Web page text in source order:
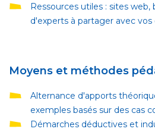
Ressources utiles : sites
d'experts à partager avec vos
Moyens et méthodes
Alternance d'apports
exemples basés sur des cas
Démarches déductives et